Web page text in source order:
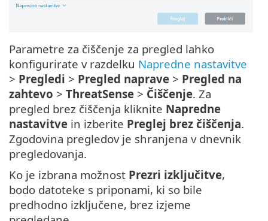
Parametre za čiščenje za pregled lahko
konfigurirate v razdelku Napredne nastavitve
> Pregledi > Pregled naprave > Pregled na
zahtevo > ThreatSense > Čiščenje. Za
pregled brez čiščenja kliknite Napredne
nastavitve in izberite Preglej brez čiščenja.
Zgodovina pregledov je shranjena v dnevnik
pregledovanja.
Ko je izbrana možnost Prezri izključitve,
bodo datoteke s priponami, ki so bile
predhodno izključene, brez izjeme